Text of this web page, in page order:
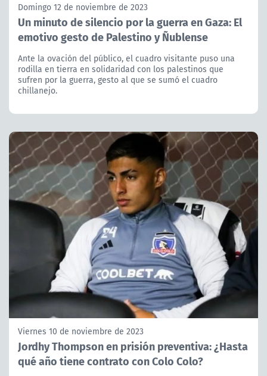
Domingo 12 de noviembre de 2023
Un minuto de silencio por la guerra en Gaza: El
emotivo gesto de Palestino y Ñublense
Ante la ovación del público, el cuadro visitante puso una
rodilla en tierra en solidaridad con los palestinos que
sufren por la guerra, gesto al que se sumó el cuadro
chillanejo.
Viernes 10 de noviembre de 2023
Jordhy Thompson en prisión preventiva: ¿Hasta
qué año tiene contrato con Colo Colo?